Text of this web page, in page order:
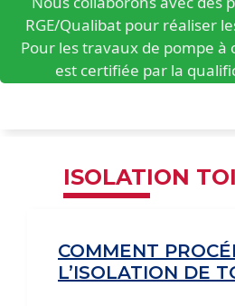
RGE/Qualibat pour réaliser
Pour les travaux de pompe à
est certifiée par la
ISOLATION
COMMENT
L’ISOLATION DE